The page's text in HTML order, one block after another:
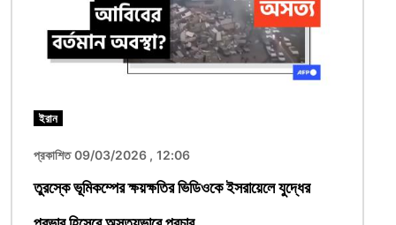
ইরান
প্রকাশিত 09/03/2026 , 12:06
তুরস্কে ভূমিকম্পের ক্ষয়ক্ষতির ভিডিওকে ইসরায়েলে যুদ্ধের